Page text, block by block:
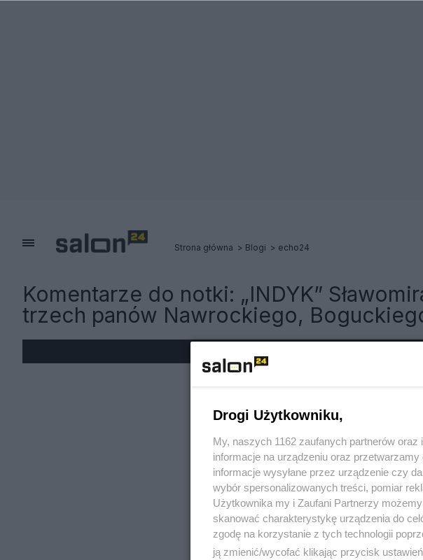
Strona główna Blogi echo24
Komentarze do notki: „INDYK”
trzech panów Nawrockiego,
Drogi Użytkowniku,
My, naszych 1162 zaufanych partnerów
informacje na urządzeniu oraz
informacje wysyłane przez urządzenie czy
wybór spersonalizowanych treści, pomiar
Użytkownika my i Zaufani Partnerzy
skanować charakterystykę urządzenia do
zgodę na korzystanie z tych technologii
ją zmienić/wycofać klikając przycisk